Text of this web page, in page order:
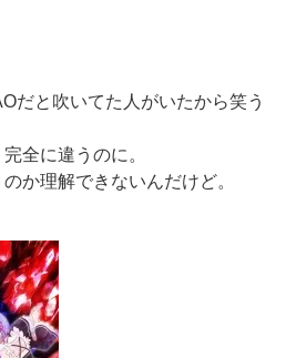
だと吹いてた人がいたから笑う
全に違うのに。
か理解できないんだけど。